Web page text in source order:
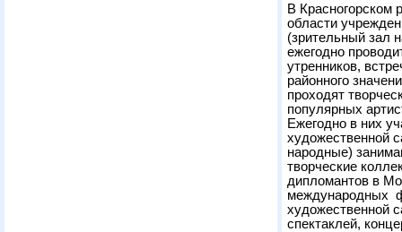
В Красногорском
области
(зрительный зал
ежегодно
утренников,
районного
проходят
популярных
Ежегодно в них
художественной
народные)
творческие
дипломантов в
международных
художественной
спектаклей,